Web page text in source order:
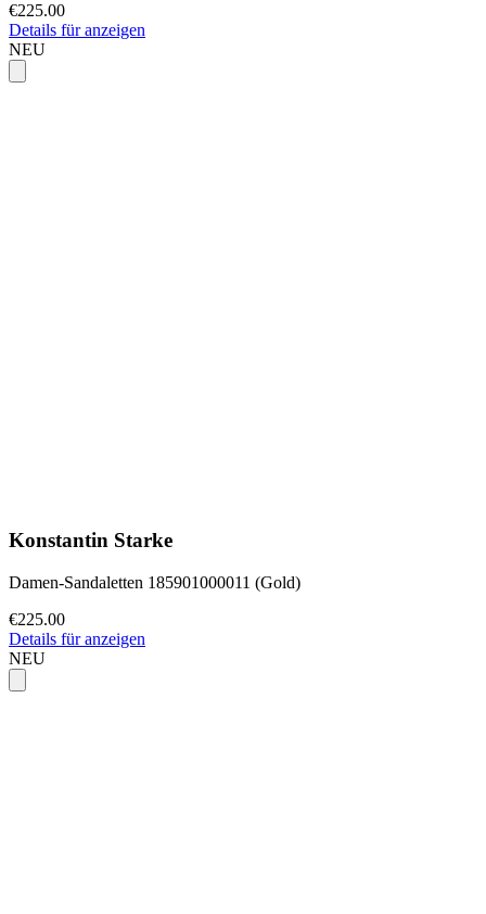
€225.00
Details für anzeigen
NEU
Konstantin Starke
Damen-Sandaletten 185901000011 (Gold)
€225.00
Details für anzeigen
NEU